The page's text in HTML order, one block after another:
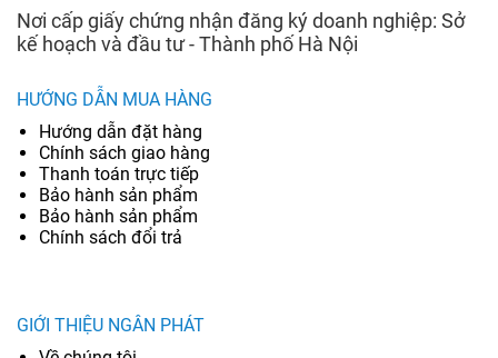
Nơi cấp giấy chứng nhận đăng ký doanh nghiệp: Sở
kế hoạch và đầu tư - Thành phố Hà Nội
HƯỚNG DẪN MUA HÀNG
Hướng dẫn đặt hàng
Chính sách giao hàng
Thanh toán trực tiếp
Bảo hành sản phẩm
Bảo hành sản phẩm
Chính sách đổi trả
GIỚI THIỆU NGÂN PHÁT